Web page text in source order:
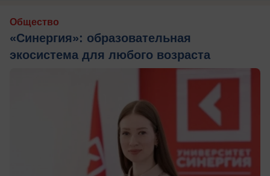
Общество
«Синергия»: образовательная
экосистема для любого возраста